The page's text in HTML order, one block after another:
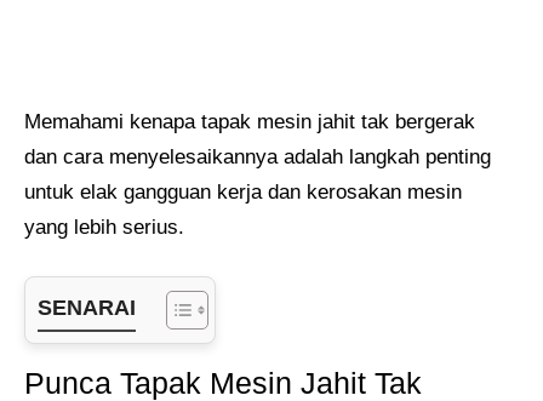
Memahami kenapa tapak mesin jahit tak bergerak
dan cara menyelesaikannya adalah langkah penting
untuk elak gangguan kerja dan kerosakan mesin
yang lebih serius.
SENARAI
Punca Tapak Mesin Jahit Tak